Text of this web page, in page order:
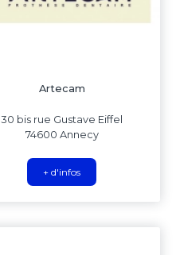
Artecam
30 bis rue Gustave Eiffel
74600 Annecy
+ d'infos